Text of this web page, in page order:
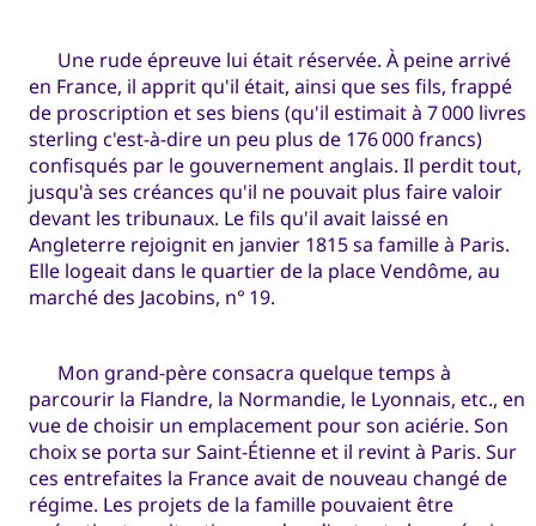
Une rude épreuve lui était réservée. À peine arrivé
en France, il apprit qu'il était, ainsi que ses fils, frappé
de proscription et ses biens (qu'il estimait à 7 000 livres
sterling c'est-à-dire un peu plus de 176 000 francs)
confisqués par le gouvernement anglais. Il perdit tout,
jusqu'à ses créances qu'il ne pouvait plus faire valoir
devant les tribunaux. Le fils qu'il avait laissé en
Angleterre rejoignit en janvier 1815 sa famille à Paris.
Elle logeait dans le quartier de la place Vendôme, au
marché des Jacobins, n° 19.
Mon grand-père consacra quelque temps à
parcourir la Flandre, la Normandie, le Lyonnais, etc., en
vue de choisir un emplacement pour son aciérie. Son
choix se porta sur Saint-Étienne et il revint à Paris. Sur
ces entrefaites la France avait de nouveau changé de
régime. Les projets de la famille pouvaient être